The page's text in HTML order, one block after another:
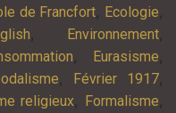
de Francfort, Ecologie,
, Environnement,
, Eurasisme,
, Février 1917,
religieux, Formalisme,